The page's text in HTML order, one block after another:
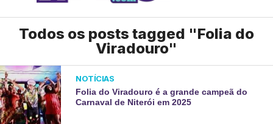
Todos os posts tagged "Folia do
Viradouro"
NOTÍCIAS
Folia do Viradouro é a grande campeã do
Carnaval de Niterói em 2025